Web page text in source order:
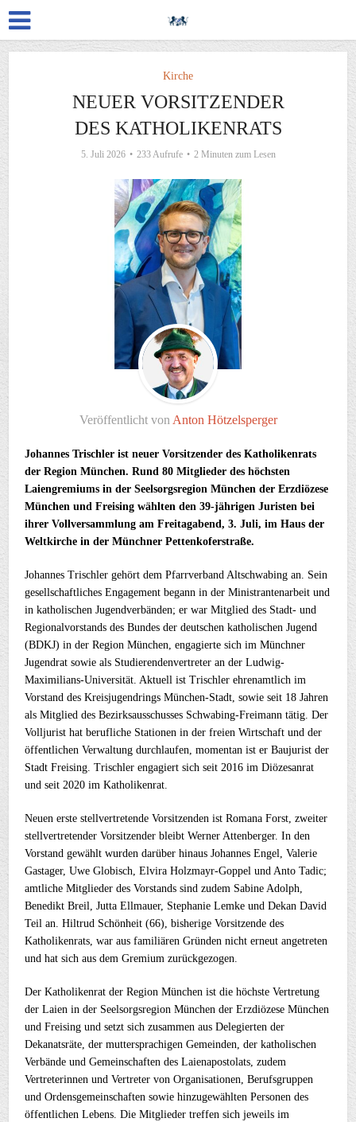
Kirche
NEUER VORSITZENDER
DES KATHOLIKENRATS
5. Juli 2026 233 Aufrufe 2 Minuten zum Lesen
Veröffentlicht von Anton Hötzelsperger
Johannes Trischler ist neuer Vorsitzender des Katholikenrats
der Region München. Rund 80 Mitglieder des höchsten
Laiengremiums in der Seelsorgsregion München der Erzdiözese
München und Freising wählten den 39-jährigen Juristen bei
ihrer Vollversammlung am Freitagabend, 3. Juli, im Haus der
Weltkirche in der Münchner Pettenkoferstraße.
Johannes Trischler gehört dem Pfarrverband Altschwabing an. Sein
gesellschaftliches Engagement begann in der Ministrantenarbeit und
in katholischen Jugendverbänden; er war Mitglied des Stadt- und
Regionalvorstands des Bundes der deutschen katholischen Jugend
(BDKJ) in der Region München, engagierte sich im Münchner
Jugendrat sowie als Studierendenvertreter an der Ludwig-
Maximilians-Universität. Aktuell ist Trischler ehrenamtlich im
Vorstand des Kreisjugendrings München-Stadt, sowie seit 18 Jahren
als Mitglied des Bezirksausschusses Schwabing-Freimann tätig. Der
Volljurist hat berufliche Stationen in der freien Wirtschaft und der
öffentlichen Verwaltung durchlaufen, momentan ist er Baujurist der
Stadt Freising. Trischler engagiert sich seit 2016 im Diözesanrat
und seit 2020 im Katholikenrat.
Neuen erste stellvertretende Vorsitzenden ist Romana Forst, zweiter
stellvertretender Vorsitzender bleibt Werner Attenberger. In den
Vorstand gewählt wurden darüber hinaus Johannes Engel, Valerie
Gastager, Uwe Globisch, Elvira Holzmayr-Goppel und Anto Tadic;
amtliche Mitglieder des Vorstands sind zudem Sabine Adolph,
Benedikt Breil, Jutta Ellmauer, Stephanie Lemke und Dekan David
Teil an. Hiltrud Schönheit (66), bisherige Vorsitzende des
Katholikenrats, war aus familiären Gründen nicht erneut angetreten
und hat sich aus dem Gremium zurückgezogen.
Der Katholikenrat der Region München ist die höchste Vertretung
der Laien in der Seelsorgsregion München der Erzdiözese München
und Freising und setzt sich zusammen aus Delegierten der
Dekanatsräte, der muttersprachigen Gemeinden, der katholischen
Verbände und Gemeinschaften des Laienapostolats, zudem
Vertreterinnen und Vertreter von Organisationen, Berufsgruppen
und Ordensgemeinschaften sowie hinzugewählten Personen des
öffentlichen Lebens. Die Mitglieder treffen sich jeweils im